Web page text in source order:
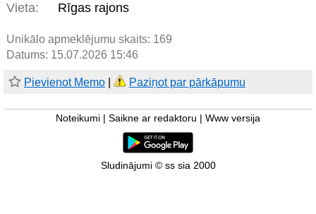
Vieta:
Rīgas rajons
Unikālo apmeklējumu skaits: 169
Datums: 15.07.2026 15:46
Pievienot Memo Paziņot par pārkāpumu
Noteikumi Saikne ar redaktoru Www versija
Sludinājumi © ss sia 2000